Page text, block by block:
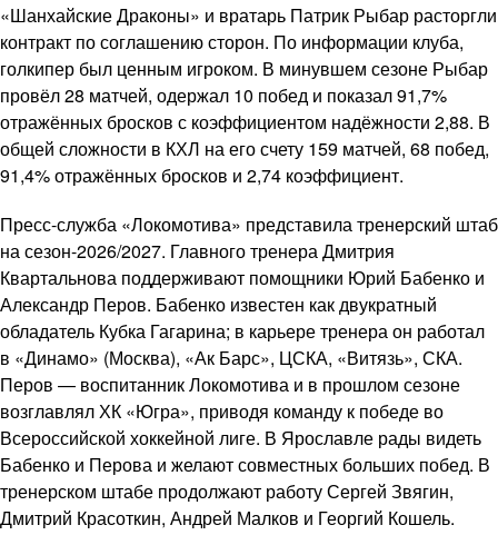
«Шанхайские Драконы» и вратарь Патрик Рыбар расторгли
контракт по соглашению сторон. По информации клуба,
голкипер был ценным игроком. В минувшем сезоне Рыбар
провёл 28 матчей, одержал 10 побед и показал 91,7%
отражённых бросков с коэффициентом надёжности 2,88. В
общей сложности в КХЛ на его счету 159 матчей, 68 побед,
91,4% отражённых бросков и 2,74 коэффициент.
Пресс-служба «Локомотива» представила тренерский штаб
на сезон-2026/2027. Главного тренера Дмитрия
Квартальнова поддерживают помощники Юрий Бабенко и
Александр Перов. Бабенко известен как двукратный
обладатель Кубка Гагарина; в карьере тренера он работал
в «Динамо» (Москва), «Ак Барс», ЦСКА, «Витязь», СКА.
Перов — воспитанник Локомотива и в прошлом сезоне
возглавлял ХК «Югра», приводя команду к победе во
Всероссийской хоккейной лиге. В Ярославле рады видеть
Бабенко и Перова и желают совместных больших побед. В
тренерском штабе продолжают работу Сергей Звягин,
Дмитрий Красоткин, Андрей Малков и Георгий Кошель.